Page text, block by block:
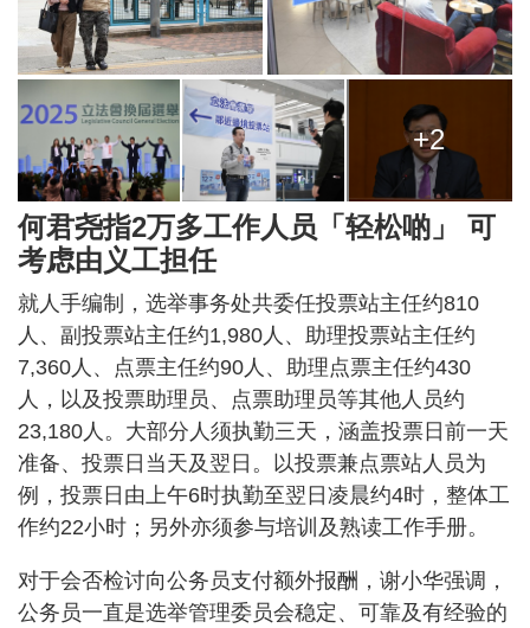
+2
何君尧指2万多工作人员「轻松啲」 可
考虑由义工担任
就人手编制，选举事务处共委任投票站主任约810
人、副投票站主任约1,980人、助理投票站主任约
7,360人、点票主任约90人、助理点票主任约430
人，以及投票助理员、点票助理员等其他人员约
23,180人。大部分人须执勤三天，涵盖投票日前一天
准备、投票日当天及翌日。以投票兼点票站人员为
例，投票日由上午6时执勤至翌日凌晨约4时，整体工
作约22小时；另外亦须参与培训及熟读工作手册。
对于会否检讨向公务员支付额外报酬，谢小华强调，
公务员一直是选举管理委员会稳定、可靠及有经验的